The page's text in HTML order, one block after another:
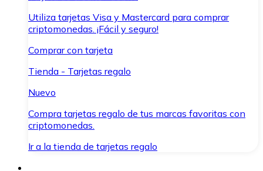
Utiliza tarjetas Visa y Mastercard para comprar
criptomonedas. ¡Fácil y seguro!
Comprar con tarjeta
Tienda - Tarjetas regalo
Nuevo
Compra tarjetas regalo de tus marcas favoritas con
criptomonedas.
Ir a la tienda de tarjetas regalo